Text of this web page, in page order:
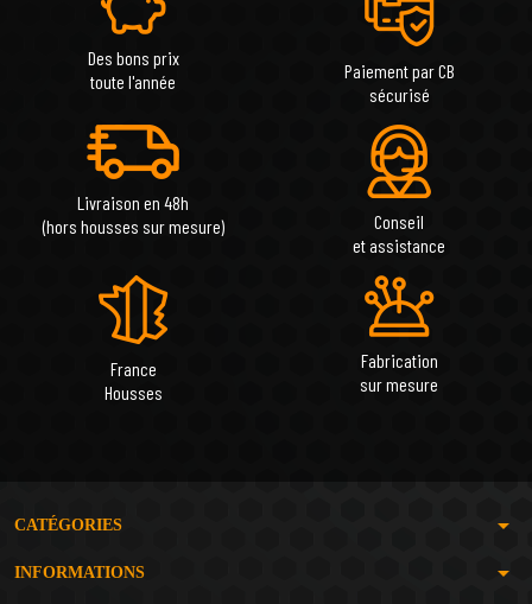
Des bons prix
toute l'année
Paiement par CB
sécurisé
Livraison en 48h
(hors housses sur mesure)
Conseil
et assistance
France
Housses
Fabrication
sur mesure
CATÉGORIES arrow_drop_down
INFORMATIONS arrow_drop_down